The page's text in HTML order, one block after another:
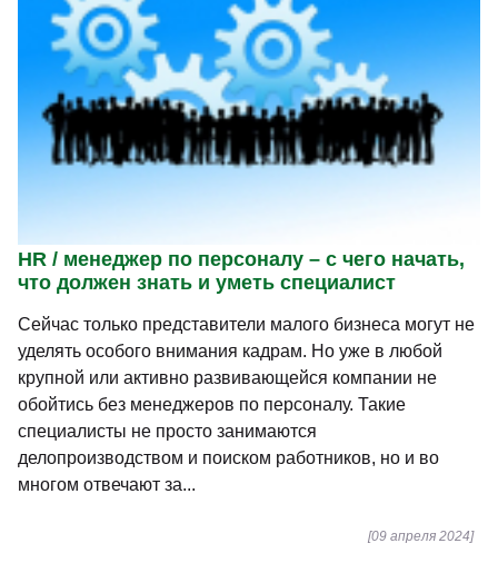
HR / менеджер по персоналу – с чего начать,
что должен знать и уметь специалист
Сейчас только представители малого бизнеса могут не
уделять особого внимания кадрам. Но уже в любой
крупной или активно развивающейся компании не
обойтись без менеджеров по персоналу. Такие
специалисты не просто занимаются
делопроизводством и поиском работников, но и во
многом отвечают за...
[09 апреля 2024]